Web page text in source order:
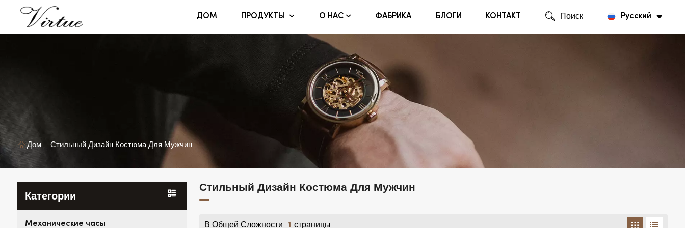
ДОМ ПРОДУКТЫ О НАС ФАБРИКА БЛОГИ КОНТАКТ Поиск Русский
Дом Стильный Дизайн Костюма Для Мужчин
Категории
Механические часы
Стильный Дизайн Костюма Для Мужчин
В Общей Сложности 1 Страницы